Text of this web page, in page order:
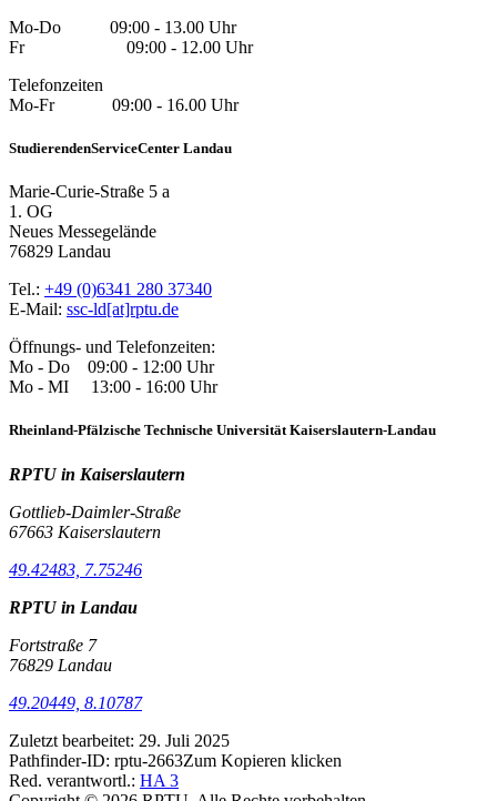
Mo-Do 09:00 - 13.00 Uhr
Fr 09:00 - 12.00 Uhr
Telefonzeiten
Mo-Fr 09:00 - 16.00 Uhr
StudierendenServiceCenter Landau
Marie-Curie-Straße 5 a
1. OG
Neues Messegelände
76829 Landau
Tel.: +49 (0)6341 280 37340
E-Mail: ssc-ld[at]rptu.de
Öffnungs- und Telefonzeiten:
Mo - Do 09:00 - 12:00 Uhr
Mo - MI 13:00 - 16:00 Uhr
Rheinland-Pfälzische Technische Universität Kaiserslautern-Landau
RPTU in Kaiserslautern
Gottlieb-Daimler-Straße
67663 Kaiserslautern
49.42483, 7.75246
RPTU in Landau
Fortstraße 7
76829 Landau
49.20449, 8.10787
Zuletzt bearbeitet: 29. Juli 2025
Pathfinder-ID: rptu-2663Zum Kopieren klicken
Red. verantwortl.: HA 3